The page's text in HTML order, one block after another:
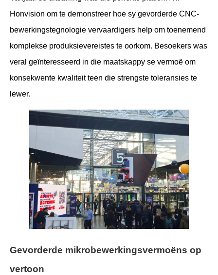
Honvision om te demonstreer hoe sy gevorderde CNC-
bewerkingstegnologie vervaardigers help om toenemend
komplekse produksievereistes te oorkom. Besoekers was
veral geïnteresseerd in die maatskappy se vermoë om
konsekwente kwaliteit teen die strengste toleransies te
lewer.
Gevorderde mikrobewerkingsvermoëns op
vertoon